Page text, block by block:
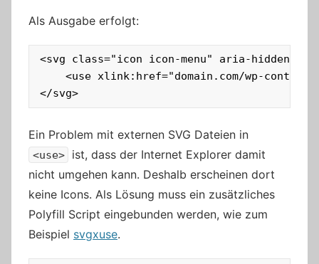
Als Ausgabe erfolgt:
<svg class="icon icon-menu" aria-
<use xlink:href="domain.com/wp-
</svg>
Ein Problem mit externen SVG Dateien in
<use>
ist, dass der Internet Explorer damit
nicht umgehen kann. Deshalb erscheinen dort
keine Icons. Als Lösung muss ein zusätzliches
Polyfill Script eingebunden werden, wie zum
Beispiel svgxuse.